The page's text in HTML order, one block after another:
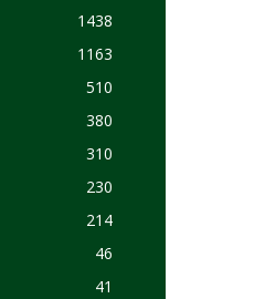
1438
1163
510
380
310
230
214
46
41